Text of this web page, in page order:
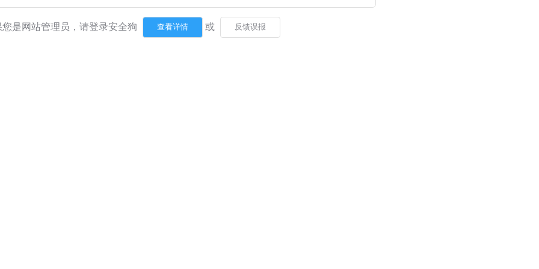
您是网站管理员，请登录安全狗 或